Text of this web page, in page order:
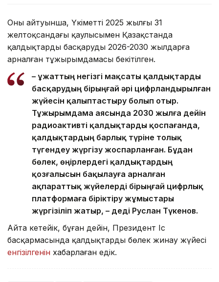
Оның айтуынша, Үкіметтің 2025 жылғы 31
желтоқсандағы қаулысымен Қазақстанда
қалдықтарды басқарудың 2026-2030 жылдарға
арналған тұжырымдамасы бекітілген.
– Құжаттың негізгі мақсаты қалдықтарды
басқарудың бірыңғай әрі цифрландырылған
жүйесін қалыптастыру болып отыр.
Тұжырымдама аясында 2030 жылға дейін
радиоактивті қалдықтарды қоспағанда,
қалдықтардың барлық түріне толық
түгендеу жүргізу жоспарланған. Бұдан
бөлек, өңірлердегі қалдықтардың
қозғалысын бақылауға арналған
ақпараттық жүйелерді бірыңғай цифрлық
платформаға біріктіру жұмыстары
жүргізіліп жатыр, – деді Руслан Түкенов.
Айта кетейік, бұған дейін, Президент Іс
басқармасында қалдықтарды бөлек жинау жүйесі
енгізілгенін хабарлаған едік.